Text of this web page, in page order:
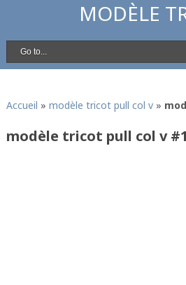
MODÈLE
Accueil » modèle tricot pull col v»
modèle tricot pull col v #1